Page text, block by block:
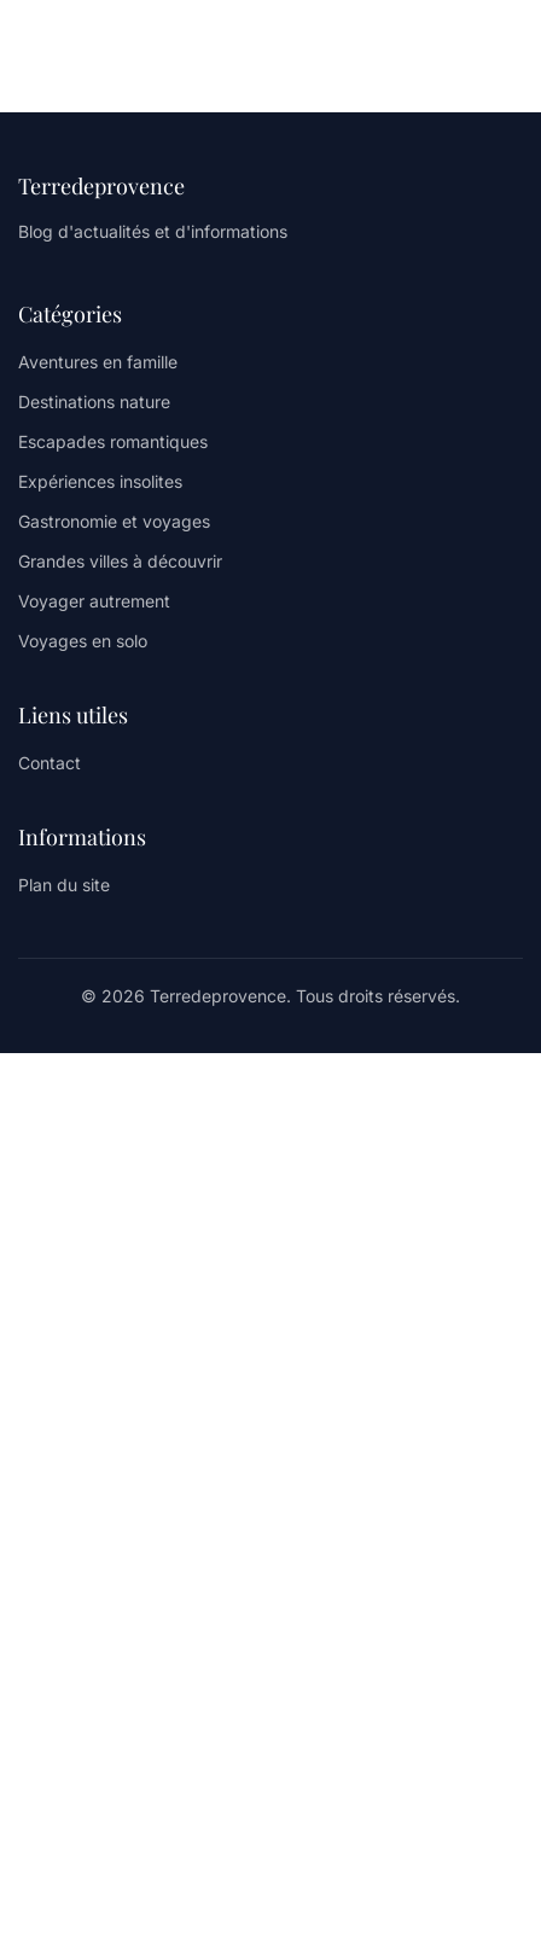
Terredeprovence
Blog d'actualités et d'informations
Catégories
Aventures en famille
Destinations nature
Escapades romantiques
Expériences insolites
Gastronomie et voyages
Grandes villes à découvrir
Voyager autrement
Voyages en solo
Liens utiles
Contact
Informations
Plan du site
© 2026 Terredeprovence. Tous droits réservés.